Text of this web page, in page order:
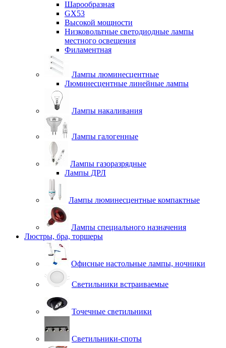
Шарообразная
GX53
Высокой мощности
Низковольтные светодиодные лампы
местного освещения
Филаментная
Лампы люминесцентные
Люминесцентные линейные лампы
Лампы накаливания
Лампы галогенные
Лампы газоразрядные
Лампы ДРЛ
Лампы люминесцентные компактные
Лампы специального назначения
Люстры, бра, торшеры
Офисные настольные лампы, ночники
Светильники встраиваемые
Точечные светильники
Светильники-споты